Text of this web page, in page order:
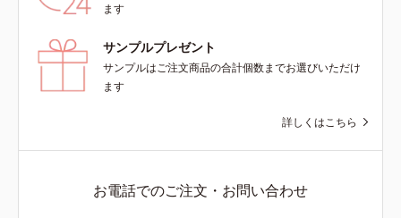
ます
サンプルプレゼント
サンプルはご注文商品の合計個数までお選びいただけ
ます
詳しくはこちら
お電話でのご注文・お問い合わせ